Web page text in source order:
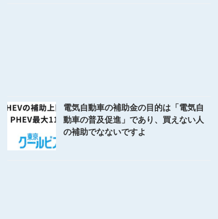
電気自動車の補助金の目的は「電気自
動車の普及促進」であり、買えない人
の補助でなないですよ